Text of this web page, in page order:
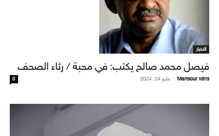
الاخبار
فيصل محمد صالح يكتب: في محبة / رثاء الصحف
Mansour Idris
- مايو 24, 2024 0